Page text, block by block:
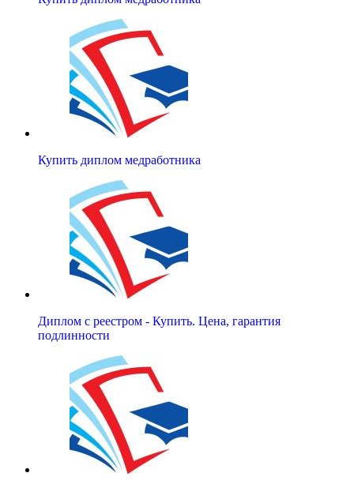
Купить диплом медработника
Диплом с реестром - Купить. Цена, гарантия
подлинности